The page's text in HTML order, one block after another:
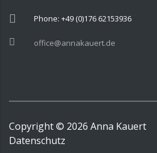
Phone: +49 (0)176 62153936
office@annakauert.de
Copyright © 2026 Anna Kauert
Datenschutz